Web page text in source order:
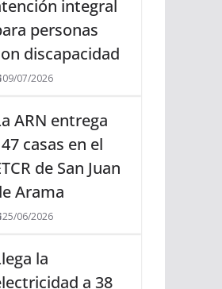
integral
personas
discapacidad
09/07/2026
ARN entrega
casas en el
de San Juan
Arama
25/06/2026
la
a 38